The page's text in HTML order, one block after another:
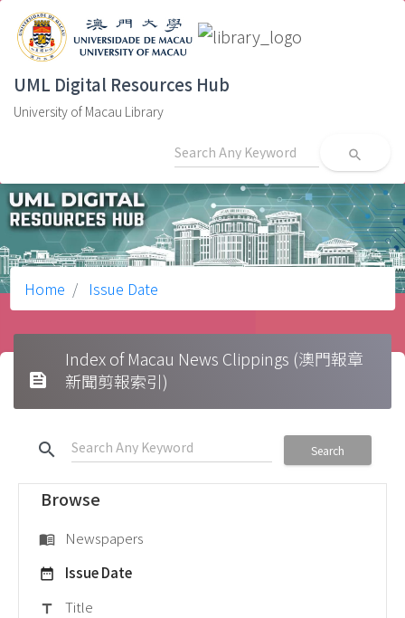
UML Digital Resources Hub
University of Macau Library
search
Home Issue Date
feed
Index of Macau News Clippings (澳門報章
新聞剪報索引)
search Search
Browse
menu_book Newspapers
date_range Issue Date
title Title